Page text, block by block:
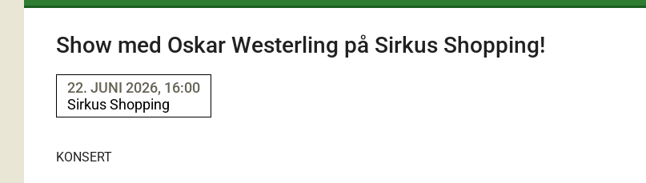
Show med Oskar Westerling på Sirkus Shopping!
22. JUNI 2026, 16:00
Sirkus Shopping
KONSERT